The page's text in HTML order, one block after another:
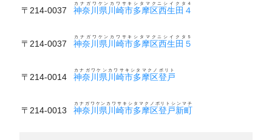
〒214-0037 神奈川県川崎市多摩区西生田４
カナガワケンカワサキシタマクニシイクタ４
〒214-0037 神奈川県川崎市多摩区西生田５
カナガワケンカワサキシタマクニシイクタ５
〒214-0014 神奈川県川崎市多摩区登戸
カナガワケンカワサキシタマクノボリト
〒214-0013 神奈川県川崎市多摩区登戸新町
カナガワケンカワサキシタマクノボリトシンマチ